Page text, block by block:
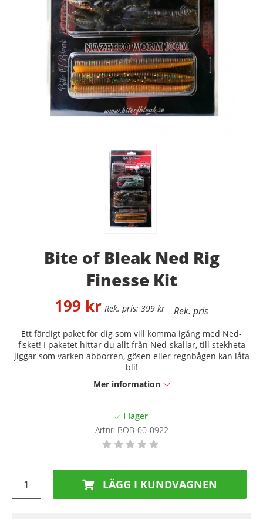
Bite of Bleak Ned Rig
Finesse Kit
399 kr
199 kr
Ett färdigt paket för dig som vill komma igång med Ned-
fisket! I paketet hittar du allt från Ned-skallar, till stekheta
jiggar som varken abborren, gösen eller regnbågen kan låta
bli!
Mer information
Artnr: BOB-00-0922
LÄGG I KUNDVAGNEN